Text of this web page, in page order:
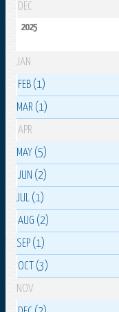
DEC
2025
JAN
FEB (1)
MAR (1)
APR
MAY (5)
JUN (2)
JUL (1)
AUG (2)
SEP (1)
OCT (3)
NOV